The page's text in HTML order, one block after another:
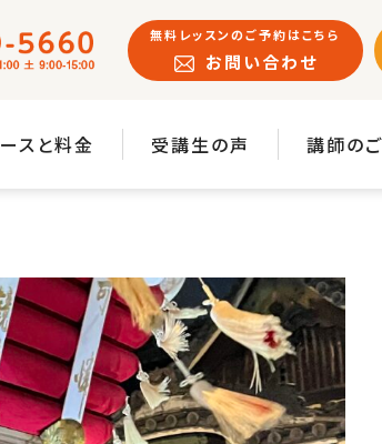
無料レッスンのご予約はこちら
お問い合わせ
スと料金 受講生の声 講師の